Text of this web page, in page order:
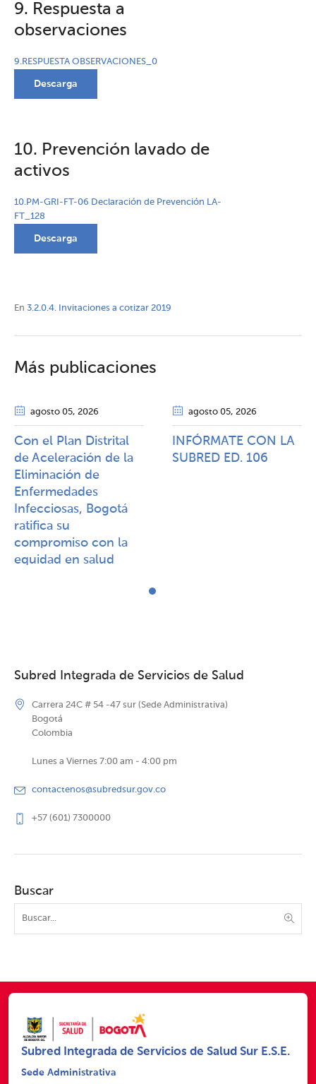
9. Respuesta a
observaciones
9.RESPUESTA OBSERVACIONES_0
Descarga
10. Prevención lavado de
activos
10.PM-GRI-FT-06 Declaración de Prevención LA-
FT_128
Descarga
En 3.2.0.4. Invitaciones a cotizar 2019
Más publicaciones
agosto 05, 2026
Con el Plan Distrital
de Aceleración de la
Eliminación de
Enfermedades
Infecciosas, Bogotá
ratifica su
compromiso con la
equidad en salud
agosto 05, 2026
INFÓRMATE CON LA
SUBRED ED. 106
Subred Integrada de Servicios de Salud
Carrera 24C # 54 -47 sur (Sede Administrativa)
Bogotá
Colombia
Lunes a Viernes 7:00 am - 4:00 pm
contactenos@subredsur.gov.co
+57 (601) 7300000
Buscar
Subred Integrada de Servicios de Salud Sur E.S.E.
Sede Administrativa